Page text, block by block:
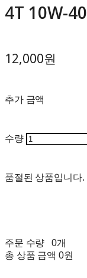
4T 10W-40
12,000원
추가 금액
수량
품절된 상품입니다.
주문 수량
0개
총 상품 금액 0원